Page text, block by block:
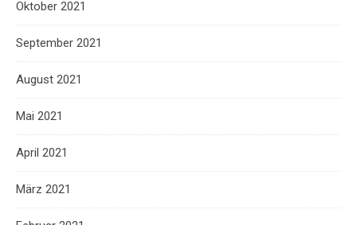
Oktober 2021
September 2021
August 2021
Mai 2021
April 2021
März 2021